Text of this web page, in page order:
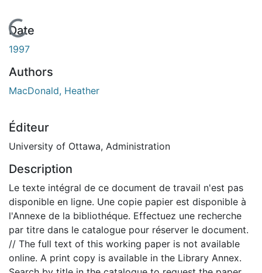
En cours de chargement...
Date
1997
Authors
MacDonald, Heather
Éditeur
University of Ottawa, Administration
Description
Le texte intégral de ce document de travail n'est pas
disponible en ligne. Une copie papier est disponible à
l'Annexe de la bibliothéque. Effectuez une recherche
par titre dans le catalogue pour réserver le document.
// The full text of this working paper is not available
online. A print copy is available in the Library Annex.